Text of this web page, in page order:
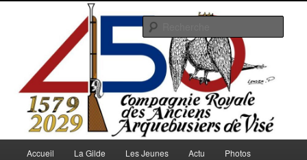
Arquebusiers.eu
Accueil La Gilde Les Jeunes Actu Photos